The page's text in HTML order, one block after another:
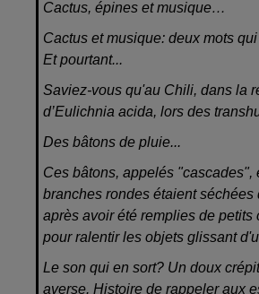
Cactus, épines et musique…
Cactus et musique: deux mots
Et pourtant...
Saviez-vous qu'au Chili, dans la
d’Eulichnia acida, lors des
Des bâtons de pluie...
Ces bâtons, appelés
branches rondes étaient
après avoir été remplies de
pour ralentir les objets glissant
Le son qui en sort? Un doux
averse. Histoire de rappeler aux